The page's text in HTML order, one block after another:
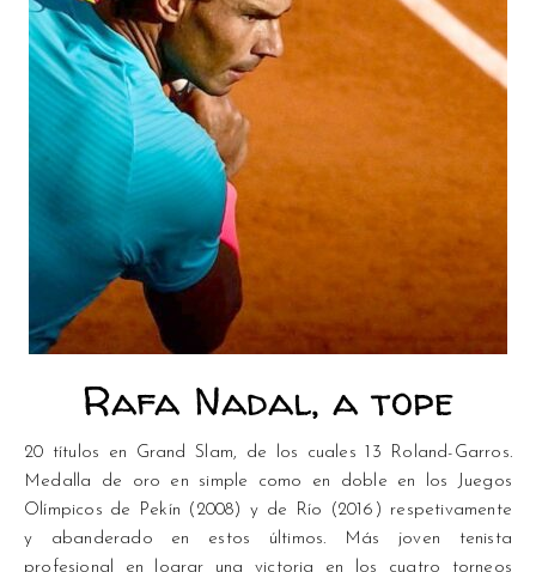
Rafa Nadal, a tope
20 títulos en Grand Slam, de los cuales 13 Roland-Garros.
Medalla de oro en simple como en doble en los Juegos
Olímpicos de Pekín (2008) y de Río (2016) respetivamente
y abanderado en estos últimos. Más joven tenista
profesional en lograr una victoria en los cuatro torneos